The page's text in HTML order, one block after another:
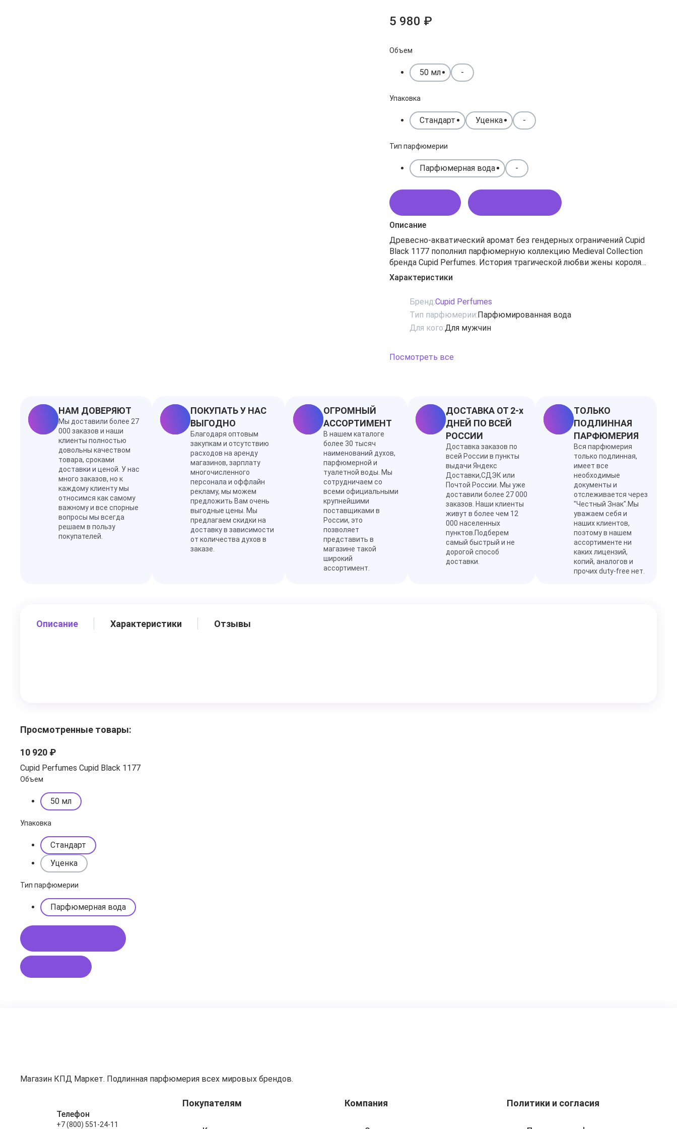
5 980 ₽
Объем
50 мл -
Упаковка
Стандарт Уценка -
Тип парфюмерии
Парфюмерная вода -
Описание
Древесно-акватический аромат без гендерных ограничений Cupid
Black 1177 пополнил парфюмерную коллекцию Medieval Collection
бренда Cupid Perfumes. История трагической любви жены короля
Артура Гвиневры и Ланселота – одна из самых известных,
страстных и неповторимых, вдохновила на создание этого изыска.
Звучание его изящное, чувственное, нежное и манящее, позволит
прикоснуться к этой магической тайне любви и страсти,
неподвластных разуму, не приемлющих правил и рушащих все
запреты. И пусть потом останется лишь боль, горечь и
мандарин, пачули, ваниль, бобы тонка, чабрец
Характеристики
Бренд:Cupid Perfumes
Тип парфюмерии:Парфюмированная вода
Для кого:Для мужчин
Посмотреть все
НАМ ДОВЕРЯЮТ
Мы доставили более 27
000 заказов и наши
клиенты полностью
довольны качеством
товара, сроками
доставки и ценой. У нас
много заказов, но к
каждому клиенту мы
относимся как самому
важному и все спорные
вопросы мы всегда
решаем в пользу
покупателей.
ПОКУПАТЬ У НАС
ВЫГОДНО
Благодаря оптовым
закупкам и отсутствию
расходов на аренду
магазинов, зарплату
многочисленного
персонала и оффлайн
рекламу, мы можем
предложить Вам очень
выгодные цены. Мы
предлагаем скидки на
доставку в зависимости
от количества духов в
заказе.
ОГРОМНЫЙ
АССОРТИМЕНТ
В нашем каталоге
более 30 тысяч
наименований духов,
парфюмерной и
туалетной воды. Мы
сотрудничаем со
всеми официальными
крупнейшими
поставщиками в
России, это
позволяет
представить в
магазине такой
широкий
ассортимент.
ДОСТАВКА ОТ 2-х
ДНЕЙ ПО ВСЕЙ
РОССИИ
Доставка заказов по
всей России в пункты
выдачи Яндекс
Доставки,СДЭК или
Почтой России. Мы уже
доставили более 27 000
заказов. Наши клиенты
живут в более чем 12
000 населенных
пунктов.Подберем
самый быстрый и не
дорогой способ
доставки.
ТОЛЬКО
ПОДЛИННАЯ
ПАРФЮМЕРИЯ
Вся парфюмерия
только подлинная,
имеет все
необходимые
документы и
отслеживается через
"Честный Знак".Мы
уважаем себя и
наших клиентов,
поэтому в нашем
ассортименте ни
каких лицензий,
копий, аналогов и
прочих duty-free нет.
Описание Характеристики Отзывы
Просмотренные товары:
10 920 ₽
Cupid Perfumes Cupid Black 1177
Объем
50 мл
Упаковка
Стандарт
Уценка
Тип парфюмерии
Парфюмерная вода
Магазин КПД Маркет. Подлинная парфюмерия всех мировых брендов.
Покупателям Компания Политики и согласия
Телефон
+7 (800) 551-24-11